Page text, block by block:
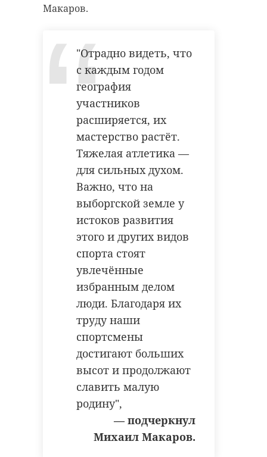
Макаров.
"Отрадно видеть, что
с каждым годом
география
участников
расширяется, их
мастерство растёт.
Тяжелая атлетика —
для сильных духом.
Важно, что на
выборгской земле у
истоков развития
этого и других видов
спорта стоят
увлечённые
избранным делом
люди. Благодаря их
труду наши
спортсмены
достигают больших
высот и продолжают
славить малую
родину",
— подчеркнул
Михаил Макаров.